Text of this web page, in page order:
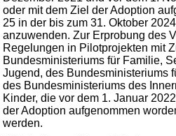
oder mit dem Ziel der Adoption
25 in der bis zum 31. Oktober
anzuwenden. Zur Erprobung des
Regelungen in Pilotprojekten mit
Bundesministeriums für Familie,
Jugend, des Bundesministeriums
des Bundesministeriums des
Kinder, die vor dem 1. Januar
der Adoption aufgenommen
werden.